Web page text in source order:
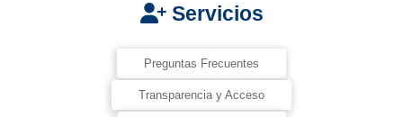
Servicios
Preguntas Frecuentes
Transparencia y Acceso